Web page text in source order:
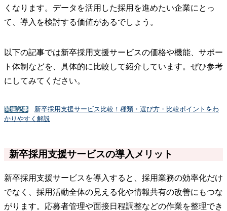
くなります。データを活用した採用を進めたい企業にとっ
て、導入を検討する価値があるでしょう。
以下の記事では新卒採用支援サービスの価格や機能、サポー
ト体制などを、具体的に比較して紹介しています。ぜひ参考
にしてみてください。
関連記事
新卒採用支援サービス比較！種類・選び方・比較ポイントをわ
かりやすく解説
新卒採用支援サービスの導入メリット
新卒採用支援サービスを導入すると、採用業務の効率化だけ
でなく、採用活動全体の見える化や情報共有の改善にもつな
がります。応募者管理や面接日程調整などの作業を整理でき